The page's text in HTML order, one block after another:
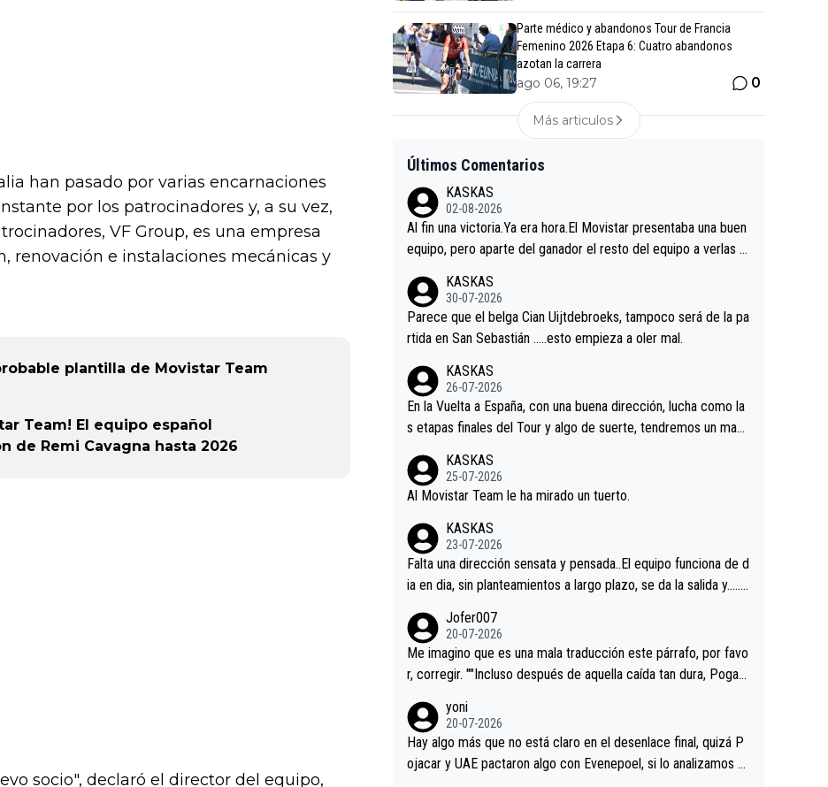
han pasado por varias encarnaciones
por los patrocinadores y, a su vez,
VF Group, es una empresa
renovación e instalaciones mecánicas y
plantilla de Movistar Team
Team! El equipo español
de Remi Cavagna hasta 2026
socio", declaró el director del equipo,
Parte médico y abandonos Tour de Francia
Femenino 2026 Etapa 6: Cuatro abandonos
azotan la carrera
ago 06, 19:27 0
Más articulos
Últimos Comentarios
KASKAS
02-08-2026
Al fin una victoria.Ya era hora.El Movistar presentaba una buen
equipo, pero aparte del ganador el resto del equipo a verlas v
es.La única buena noticia es la mejoría de Enric Más en San S
ebastian.Si en la Vuelta a Burgos sigue la mejoría, podríamos t
ener alguna sorpresa en la Vuelta.Ojalá.
KASKAS
30-07-2026
Parece que el belga Cian Uijtdebroeks, tampoco será de la pa
rtida en San Sebastián …..esto empieza a oler mal.
KASKAS
26-07-2026
En la Vuelta a España, con una buena dirección, lucha como la
s etapas finales del Tour y algo de suerte, tendremos un magn
KASKAS
25-07-2026
Al Movistar Team le ha mirado un tuerto.
KASKAS
23-07-2026
Falta una dirección sensata y pensada..El equipo funciona de d
ia en dia, sin planteamientos a largo plazo, se da la salida y…..v
a, Minguez, Velez etc etc.Me da pena vivir estos momentos t
an tristes sin victorias.
Jofer007
20-07-2026
Me imagino que es una mala traducción este párrafo, por favo
r, corregir. ""Incluso después de aquella caída tan dura, Pogac
rd permaneció pegado a su rueda. Parecía increíble la forma
en la que era capaz de controlar el miedo", recordó."
yoni
20-07-2026
Hay algo más que no está claro en el desenlace final, quizá P
ojacar y UAE pactaron algo con Evenepoel, si lo analizamos P